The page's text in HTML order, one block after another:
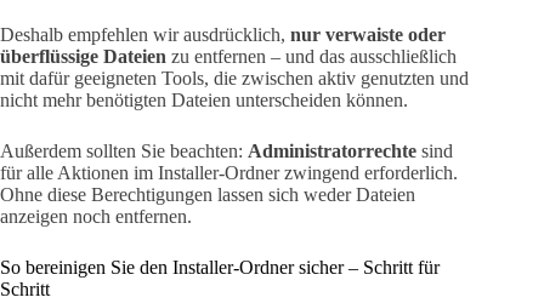
Deshalb empfehlen wir ausdrücklich, nur verwaiste oder
überflüssige Dateien zu entfernen – und das ausschließlich
mit dafür geeigneten Tools, die zwischen aktiv genutzten und
nicht mehr benötigten Dateien unterscheiden können.
Außerdem sollten Sie beachten: Administratorrechte sind
für alle Aktionen im Installer-Ordner zwingend erforderlich.
Ohne diese Berechtigungen lassen sich weder Dateien
anzeigen noch entfernen.
So bereinigen Sie den Installer-Ordner sicher – Schritt für
Schritt